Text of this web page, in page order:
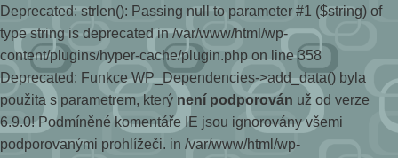
Deprecated: strlen(): Passing null to parameter #1 ($string) of
type string is deprecated in /var/www/html/wp-
content/plugins/hyper-cache/plugin.php on line 358
Deprecated: Funkce WP_Dependencies->add_data() byla
použita s parametrem, který není podporován už od verze
6.9.0! Podmíněné komentáře IE jsou ignorovány všemi
podporovanými prohlížeči. in /var/www/html/wp-